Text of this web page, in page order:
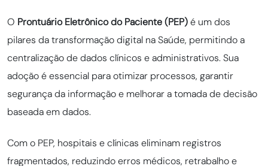
O Prontuário Eletrônico do Paciente (PEP)é um dos
pilares da transformação digital na Saúde, permitindo a
centralização de dados clínicos e administrativos. Sua
adoção é essencial para otimizar processos, garantir
segurança da informação e melhorar a tomada de decisão
baseada em dados.
Com o PEP, hospitais e clínicas eliminam registros
fragmentados, reduzindo erros médicos, retrabalho e